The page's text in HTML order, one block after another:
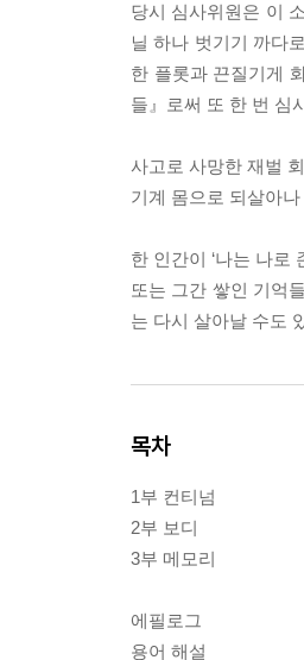
당시 심사위원은 이
닐 하나 벗기기 까다
한 플롯과 끈질기게
들』로써 또 한 번 심
사고로 사망한 재벌
기계 몸으로 되살아나
한 인간이 ‘나는 나로
또는 그간 쌓인 기억
는 다시 살아날 수도
목차
1부 컨티넘
2부 보디
3부 메모리
에필로그
용어 해설